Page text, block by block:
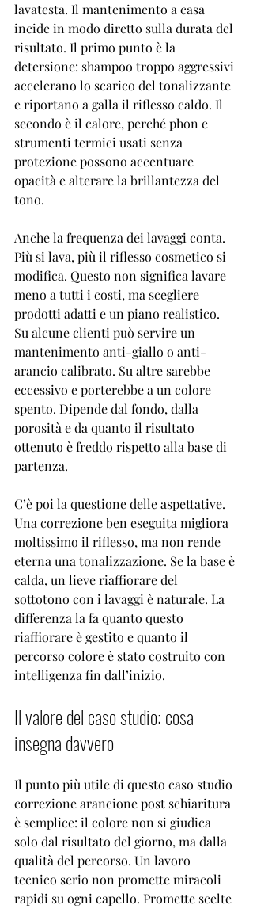
lavatesta. Il mantenimento a casa
incide in modo diretto sulla durata del
risultato. Il primo punto è la
detersione: shampoo troppo aggressivi
accelerano lo scarico del tonalizzante
e riportano a galla il riflesso caldo. Il
secondo è il calore, perché phon e
strumenti termici usati senza
protezione possono accentuare
opacità e alterare la brillantezza del
tono.
Anche la frequenza dei lavaggi conta.
Più si lava, più il riflesso cosmetico si
modifica. Questo non significa lavare
meno a tutti i costi, ma scegliere
prodotti adatti e un piano realistico.
Su alcune clienti può servire un
mantenimento anti-giallo o anti-
arancio calibrato. Su altre sarebbe
eccessivo e porterebbe a un colore
spento. Dipende dal fondo, dalla
porosità e da quanto il risultato
ottenuto è freddo rispetto alla base di
partenza.
C’è poi la questione delle aspettative.
Una correzione ben eseguita migliora
moltissimo il riflesso, ma non rende
eterna una tonalizzazione. Se la base è
calda, un lieve riaffiorare del
sottotono con i lavaggi è naturale. La
differenza la fa quanto questo
riaffiorare è gestito e quanto il
percorso colore è stato costruito con
intelligenza fin dall’inizio.
Il valore del caso studio: cosa
insegna davvero
Il punto più utile di questo caso studio
correzione arancione post schiaritura
è semplice: il colore non si giudica
solo dal risultato del giorno, ma dalla
qualità del percorso. Un lavoro
tecnico serio non promette miracoli
rapidi su ogni capello. Promette scelte